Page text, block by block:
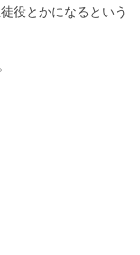
役とかになるという